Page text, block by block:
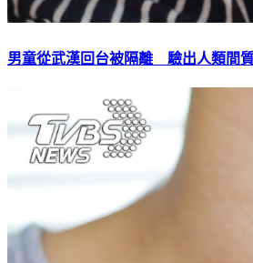
男童從武漢回台被隔離 驗出人類間